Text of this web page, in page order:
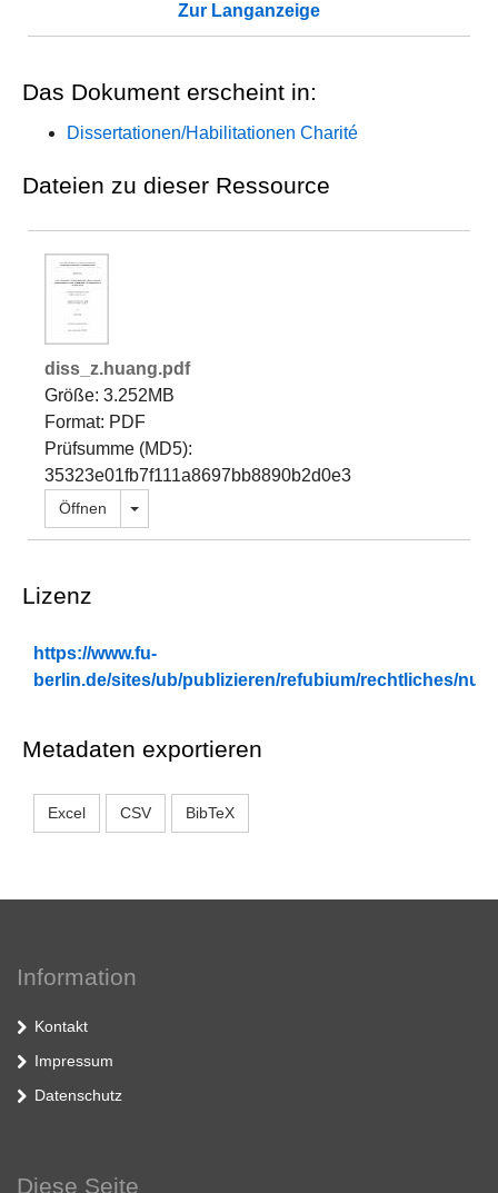
Zur Langanzeige
Das Dokument erscheint in:
Dissertationen/Habilitationen Charité
Dateien zu dieser Ressource
diss_z.huang.pdf
Größe: 3.252MB
Format: PDF
Prüfsumme (MD5):
35323e01fb7f111a8697bb8890b2d0e3
Öffnen Dropdown öffnen
Lizenz
https://www.fu-
berlin.de/sites/ub/publizieren/refubium/rechtliches/
Metadaten exportieren
Excel CSV BibTeX
Information
Kontakt
Impressum
Datenschutz
Diese Seite